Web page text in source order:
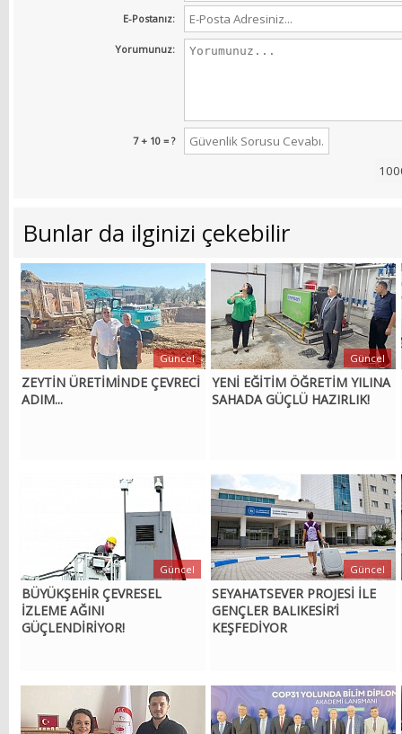
E-Postanız:
Yorumunuz:
7 + 10 = ?
Bunlar da ilginizi çekebilir
ZEYTİN ÜRETİMİNDE ÇEVRECİ
ADIM...
Güncel
YENİ EĞİTİM ÖĞRETİM YILINA
SAHADA GÜÇLÜ HAZIRLIK!
Güncel
BÜYÜKŞEHİR ÇEVRESEL
İZLEME AĞINI
GÜÇLENDİRİYOR!
Güncel
SEYAHATSEVER PROJESİ İLE
GENÇLER BALIKESİR’İ
KEŞFEDİYOR
Güncel